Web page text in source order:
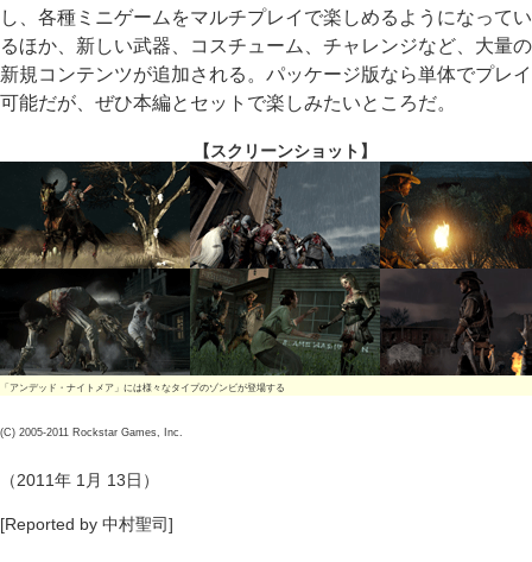
し、各種ミニゲームをマルチプレイで楽しめるようになってい
るほか、新しい武器、コスチューム、チャレンジなど、大量の
新規コンテンツが追加される。パッケージ版なら単体でプレイ
可能だが、ぜひ本編とセットで楽しみたいところだ。
【スクリーンショット】
「アンデッド・ナイトメア」には様々なタイプのゾンビが登場する
(C) 2005-2011 Rockstar Games, Inc.
（2011年 1月 13日）
[Reported by 中村聖司]